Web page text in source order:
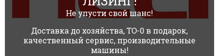
Не упусти свой шанс!
Доставка до хозяйства, ТО-0 в подарок,
качественный сервис, производительные
машины!